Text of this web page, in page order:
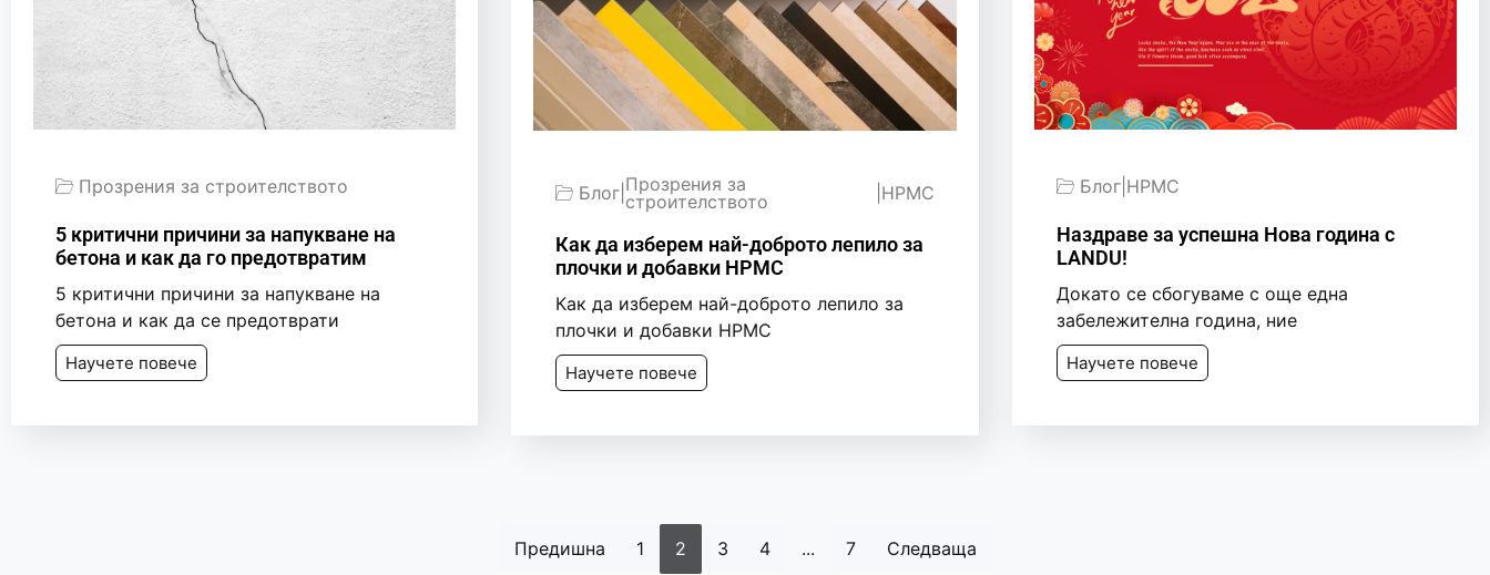
Прозрения за строителството
5 критични причини за напукване на
бетона и как да го предотвратим
5 критични причини за напукване на
бетона и как да се предотврати
Научете повече
Блог Прозрения за
строителството
HPMC
Как да изберем най-доброто лепило за
плочки и добавки HPMC
Как да изберем най-доброто лепило за
плочки и добавки HPMC
Научете повече
Блог| HPMC
Наздраве за успешна Нова година с
LANDU!
Докато се сбогуваме с още една
забележителна година, ние
Научете повече
Предишна 1 2 3 4 ... 7 Следваща